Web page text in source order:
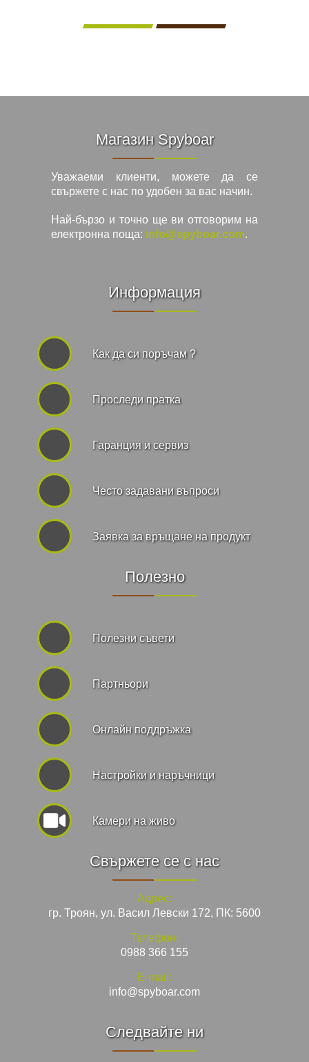
Магазин Spyboar
Уважаеми клиенти, можете да се
свържете с нас по удобен за вас начин.
Най-бързо и точно ще ви отговорим на
електронна поща: info@spyboar.com.
Информация
Как да си поръчам ?
Проследи пратка
Гаранция и сервиз
Често задавани въпроси
Заявка за връщане на продукт
Полезно
Полезни съвети
Партньори
Онлайн поддръжка
Hастройки и наръчници
Камери на живо
Свържете се с нас
Адрес:
гр. Троян, ул. Васил Левски 172, ПК: 5600
Телефон:
0988 366 155
E-mail:
info@spyboar.com
Следвайте ни